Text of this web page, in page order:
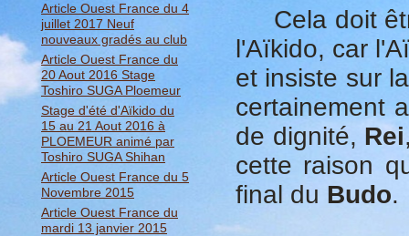
Article Ouest France du 4
juillet 2017 Neuf
nouveaux gradés au club
Article Ouest France du
20 Aout 2016 Stage
Toshiro SUGA Ploemeur
Stage d'été d'Aïkido du
15 au 21 Aout 2016 à
PLOEMEUR animé par
Toshiro SUGA Shihan
Article Ouest France du 5
Novembre 2015
Article Ouest France du
mardi 13 janvier 2015
Cela doit
l'Aïkido, car
et insiste sur
certainement
de dignité, Rei
cette raison
final du Budo.